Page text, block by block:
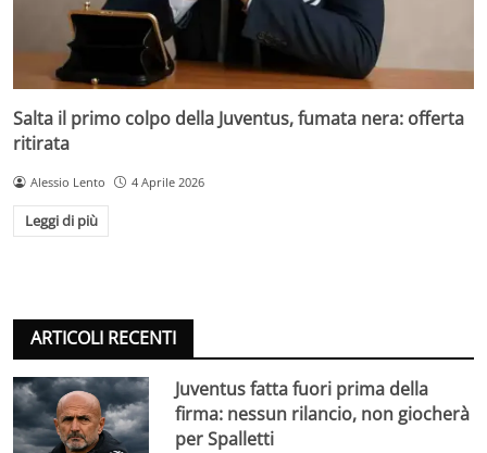
Salta il primo colpo della Juventus, fumata nera: offerta
ritirata
Alessio Lento 4 Aprile 2026
Leggi di più
ARTICOLI RECENTI
Juventus fatta fuori prima della
firma: nessun rilancio, non giocherà
per Spalletti